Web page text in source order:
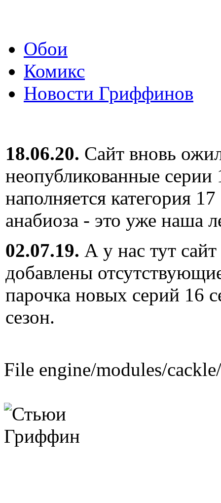
Обои
Комикс
Новости Гриффинов
18.06.20. Сайт вновь
неопубликованные серии
наполняется категория
анабиоза - это уже наша
02.07.19. А у нас тут
добавлены
парочка новых серий 16
сезон.
File engine/modules/